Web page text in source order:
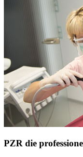
PZR die